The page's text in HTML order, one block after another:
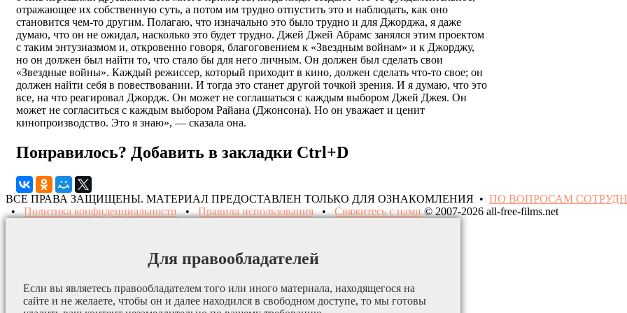
отражающее их собственную суть, а потом им трудно отпустить это и наблюдать, как оно
становится чем-то другим. Полагаю, что изначально это было трудно и для Джорджа, я даже
думаю, что он не ожидал, насколько это будет трудно. Джей Джей Абрамс занялся этим проектом
с таким энтузиазмом и, откровенно говоря, благоговением к «Звездным войнам» и к Джорджу,
но он должен был найти то, что стало бы для него личным. Он должен был сделать свои
«Звездные войны». Каждый режиссер, который приходит в кино, должен сделать что-то свое; он
должен найти себя в повествовании. И тогда это станет другой точкой зрения. И я думаю, что это
все, на что реагировал Джордж. Он может не соглашаться с каждым выбором Джей Джея. Он
может не согласиться с каждым выбором Райана (Джонсона). Но он уважает и ценит
кинопроизводство. Это я знаю», — сказала она.
Понравилось? Добавить в закладки Ctrl+D
ВСЕ ПРАВА ЗАЩИЩЕНЫ. МАТЕРИАЛ ПРЕДОСТАВЛЕН ТОЛЬКО ДЛЯ ОЗНАКОМЛЕНИЯ • ПО ВОПРОСАМ
•Политика конфиденциальности•Правила использования•Свяжитесь с нами© 2007-2026 all-free-films.net
Для правообладателей
Если вы являетесь правообладателем того или иного материала, находящегося на
сайте и не желаете, чтобы он и далее находился в свободном доступе, то мы готовы